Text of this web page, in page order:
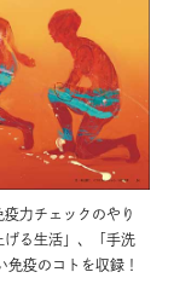
力チェックのやり
る生活」、「手洗
疫のコトを収録！